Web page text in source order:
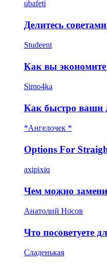
ubafeti
Делитесь
Studeent
Как вы экономите
Simo4ka
Как быстро ваши
*Ангелочек *
Options For
axipixiq
Чем можно
Анатолий Носов
Что посоветуете
Сладенькая